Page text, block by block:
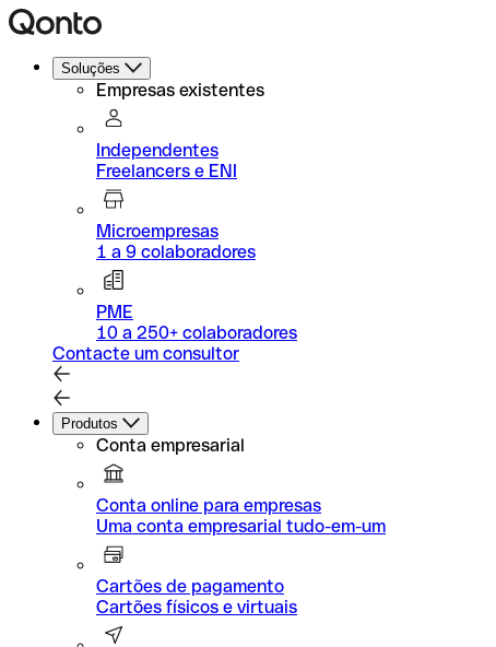
Soluções
Empresas existentes
Independentes
Freelancers e ENI
Microempresas
1 a 9 colaboradores
PME
10 a 250+ colaboradores
Contacte um consultor
Produtos
Conta empresarial
Conta online para empresas
Uma conta empresarial tudo-em-um
Cartões de pagamento
Cartões físicos e virtuais